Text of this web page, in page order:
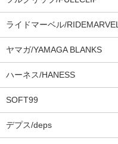
ライドマーベル/RIDEMARVEL
ヤマガ/YAMAGA BLANKS
ハーネス/HANESS
SOFT99
デプス/deps